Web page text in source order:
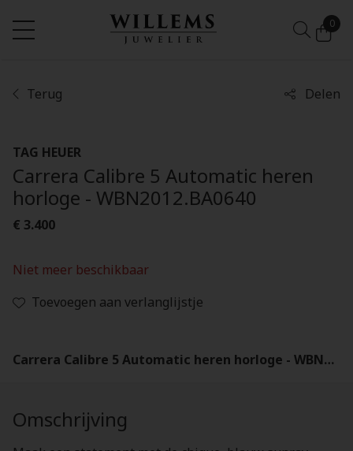
0
Terug Delen
TAG HEUER
Carrera Calibre 5 Automatic heren
horloge - WBN2012.BA0640
€ 3.400
Niet meer beschikbaar
Toevoegen aan verlanglijstje
Carrera Calibre 5 Automatic heren horloge - WBN2012.BA0640
Omschrijving